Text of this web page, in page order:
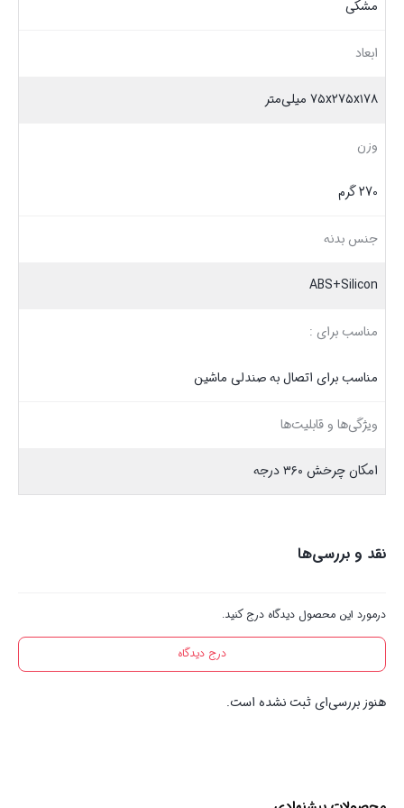
مشکی
ابعاد
۷۵x۲۷۵x۱۷۸ میلی‌متر
وزن
270 گرم
جنس بدنه
ABS+Silicon
مناسب برای :
مناسب برای اتصال به صندلی ماشین
ویژگی‌ها و قابلیت‌ها
امکان چرخش ۳۶۰ درجه
نقد و بررسی‌ها
درمورد این محصول دیدگاه درج کنید.
درج دیدگاه
هنوز بررسی‌ای ثبت نشده است.